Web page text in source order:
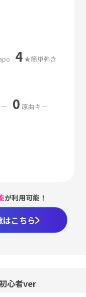
4 ★簡単弾き
0 原曲キー
が利用可能！
はこちら
心者ver